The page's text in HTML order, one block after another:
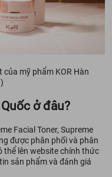
mỹ phẩm KOR Hàn
ở đâu?
Facial Toner, Supreme
được phân phối và phân
thể lên website chính thức
sản phẩm và đánh giá